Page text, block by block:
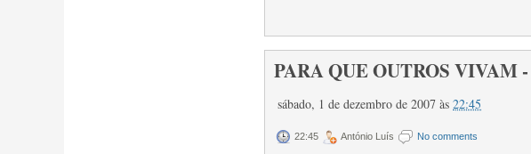
PARA QUE OUTROS VIVAM
sábado, 1 de dezembro de 2007 às 22:45
22:45 António Luís No comments